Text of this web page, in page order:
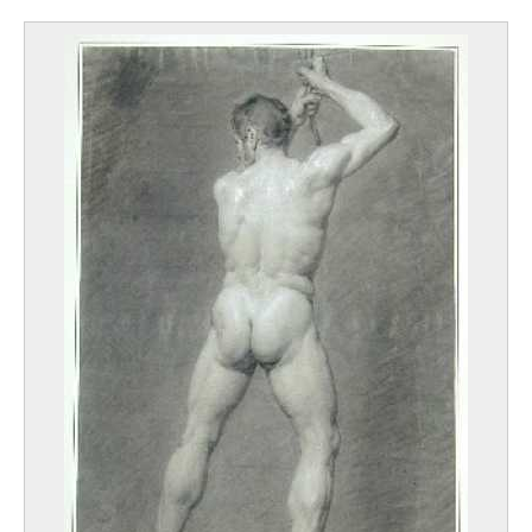
Ecole des Pays-Bas septentrionaux
Ecole des Pays-Bas septentrionaux
XVIIe siècle - XVIIIe siècle
Ecole des Pays-Bas septentrionaux
Seconde moitié XVIIIe siècle
Ecole des Pays-Bas septentrionaux
Première moitié XVIIe siècle
Ecole des Pays-Bas septentrionaux
Vers 1600
Ecole des Pays-Bas septentrionaux, Haarlem
Ecole des Pays-Bas septentrionaux, Leyde
XVIe siècle
Ecole des paysages brabançons
Ecole du nord de l'Italie
vers milieu XVe siècle